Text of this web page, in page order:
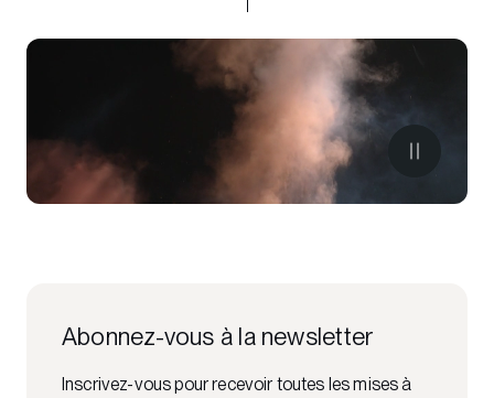
Abonnez-vous à la newsletter
Inscrivez-vous pour recevoir toutes les mises à